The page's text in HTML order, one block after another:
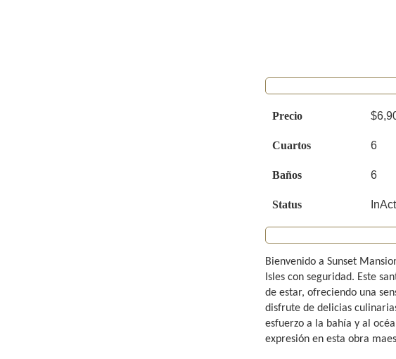
Precio
Cuartos 6
Baños 6
Status
Bienvenido a Sunset
Isles con seguridad. Este
de estar, ofreciendo una
disfrute de delicias
esfuerzo a la bahía y al
expresión en esta obra